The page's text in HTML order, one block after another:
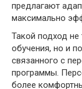
предлагают
максимально
Такой подход
обучения, но и
связанного с
программы.
более